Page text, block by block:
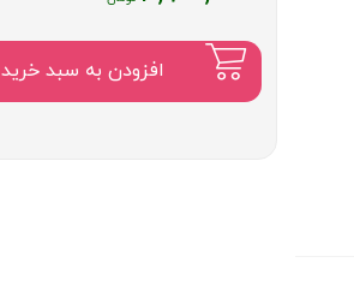
فعلی
:
۴,۹۰۰,۰۰۰
افزودن به سبد خرید